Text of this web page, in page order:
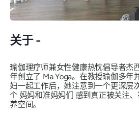
关于 -
瑜伽理疗师兼女性健康热忱倡导者杰
年创立了 Ma Yoga。在教授瑜伽多年
妇一起工作后，她注意到一个更深层
个 妈妈和准妈妈们 感到真正被关注
养空间。